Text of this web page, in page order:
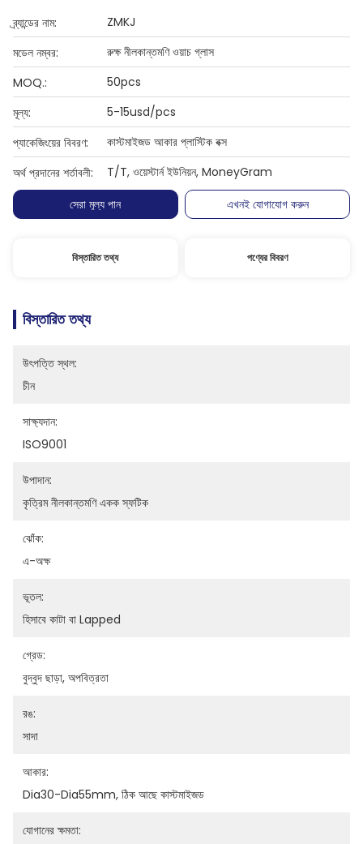
ব্র্যান্ডের নাম:
ZMKJ
মডেল নম্বর:
রুক্ষ নীলকান্তমণি ওয়াচ গ্লাস
MOQ.:
50pcs
মূল্য:
5-15usd/pcs
প্যাকেজিংয়ের বিবরণ:
কাস্টমাইজড আকার প্লাস্টিক বক্স
অর্থ প্রদানের শর্তাবলী:
T/T, ওয়েস্টার্ন ইউনিয়ন, MoneyGram
সেরা মূল্য পান
এখনই যোগাযোগ করুন
বিস্তারিত তথ্য পণ্যের বিবরণ
বিস্তারিত তথ্য
উৎপত্তি স্থল:
চীন
সাক্ষ্যদান:
ISO9001
উপাদান:
কৃত্রিম নীলকান্তমণি একক স্ফটিক
ঝোঁক:
এ-অক্ষ
ভূতল:
হিসাবে কাটা বা Lapped
গ্রেড:
বুদ্বুদ ছাড়া, অপবিত্রতা
রঙ:
সাদা
আকার:
Dia30-Dia55mm, ঠিক আছে কাস্টমাইজড
যোগানের ক্ষমতা: